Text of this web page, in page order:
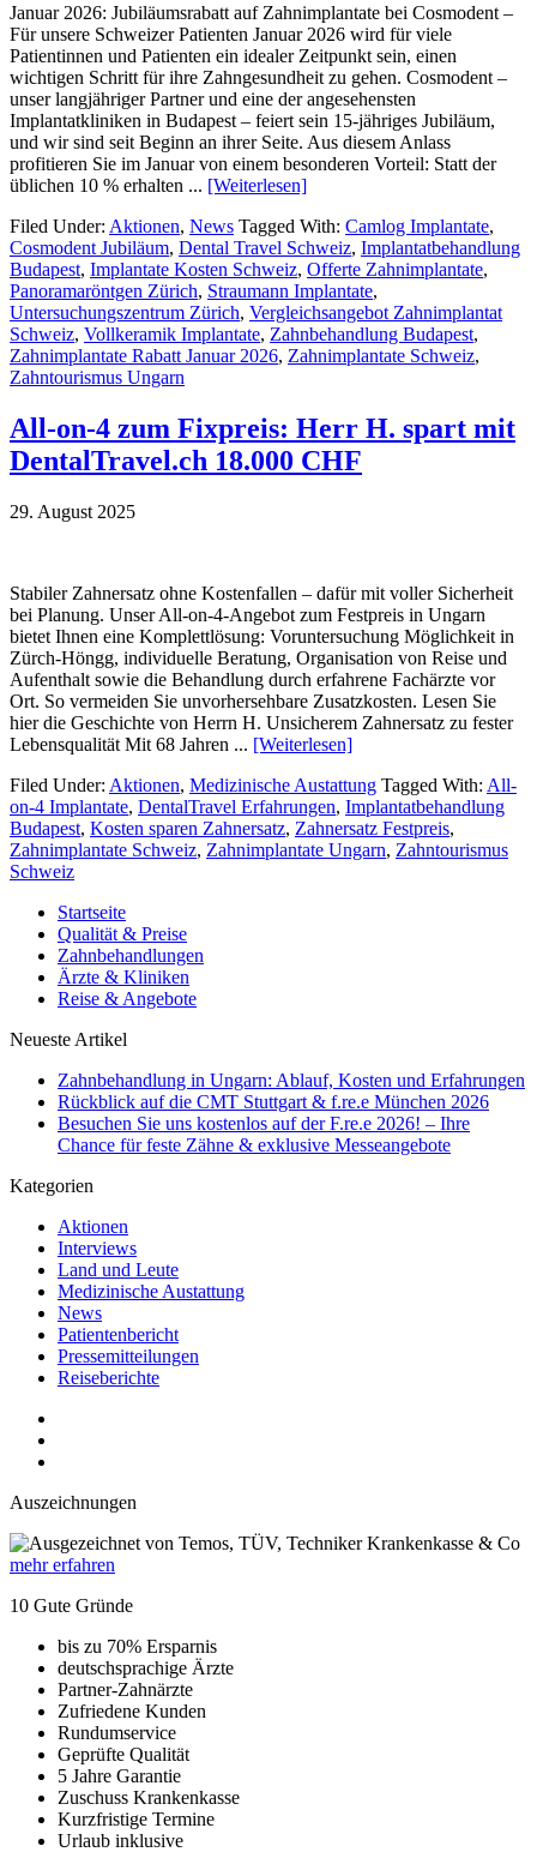
Januar 2026: Jubiläumsrabatt auf Zahnimplantate bei Cosmodent –
Für unsere Schweizer Patienten Januar 2026 wird für viele
Patientinnen und Patienten ein idealer Zeitpunkt sein, einen
wichtigen Schritt für ihre Zahngesundheit zu gehen. Cosmodent –
unser langjähriger Partner und eine der angesehensten
Implantatkliniken in Budapest – feiert sein 15-jähriges Jubiläum,
und wir sind seit Beginn an ihrer Seite. Aus diesem Anlass
profitieren Sie im Januar von einem besonderen Vorteil: Statt der
üblichen 10 % erhalten ... [Weiterlesen]
Filed Under: Aktionen, News Tagged With: Camlog Implantate,
Cosmodent Jubiläum, Dental Travel Schweiz, Implantatbehandlung
Budapest, Implantate Kosten Schweiz, Offerte Zahnimplantate,
Panoramaröntgen Zürich, Straumann Implantate,
Untersuchungszentrum Zürich, Vergleichsangebot Zahnimplantat
Schweiz, Vollkeramik Implantate, Zahnbehandlung Budapest,
Zahnimplantate Rabatt Januar 2026, Zahnimplantate Schweiz,
Zahntourismus Ungarn
All-on-4 zum Fixpreis: Herr H. spart mit
DentalTravel.ch 18.000 CHF
29. August 2025
Stabiler Zahnersatz ohne Kostenfallen – dafür mit voller Sicherheit
bei Planung. Unser All-on-4-Angebot zum Festpreis in Ungarn
bietet Ihnen eine Komplettlösung: Voruntersuchung Möglichkeit in
Zürch-Höngg, individuelle Beratung, Organisation von Reise und
Aufenthalt sowie die Behandlung durch erfahrene Fachärzte vor
Ort. So vermeiden Sie unvorhersehbare Zusatzkosten. Lesen Sie
hier die Geschichte von Herrn H. Unsicherem Zahnersatz zu fester
Lebensqualität Mit 68 Jahren ... [Weiterlesen]
Filed Under: Aktionen, Medizinische Austattung Tagged With: All-
on-4 Implantate, DentalTravel Erfahrungen, Implantatbehandlung
Budapest, Kosten sparen Zahnersatz, Zahnersatz Festpreis,
Zahnimplantate Schweiz, Zahnimplantate Ungarn, Zahntourismus
Schweiz
Startseite
Qualität & Preise
Zahnbehandlungen
Ärzte & Kliniken
Reise & Angebote
Neueste Artikel
Zahnbehandlung in Ungarn: Ablauf, Kosten und Erfahrungen
Rückblick auf die CMT Stuttgart & f.re.e München 2026
Besuchen Sie uns kostenlos auf der F.re.e 2026! – Ihre
Chance für feste Zähne & exklusive Messeangebote
Kategorien
Aktionen
Interviews
Land und Leute
Medizinische Austattung
News
Patientenbericht
Pressemitteilungen
Reiseberichte
Auszeichnungen
mehr erfahren
10 Gute Gründe
bis zu 70% Ersparnis
deutschsprachige Ärzte
Partner-Zahnärzte
Zufriedene Kunden
Rundumservice
Geprüfte Qualität
5 Jahre Garantie
Zuschuss Krankenkasse
Kurzfristige Termine
Urlaub inklusive